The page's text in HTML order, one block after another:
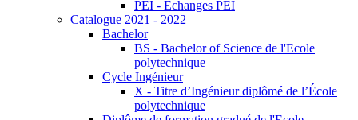
PEI - Echanges PEI
Catalogue 2021 - 2022
Bachelor
BS - Bachelor of Science de l'Ecole
polytechnique
Cycle Ingénieur
X - Titre d’Ingénieur diplômé de l’École
polytechnique